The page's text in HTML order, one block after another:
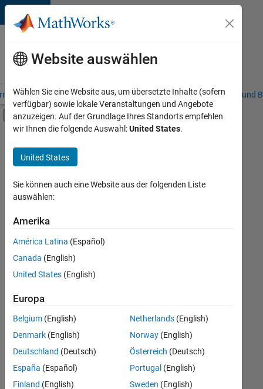
Weiter zum Inhalt
Karriere
bei
MathWorks
– Übersicht Stellensuche Niederlassungen Studierende und
Umschaltung für Off-Canvas-
Hauptinhalt
Information Technology
Commercial Sales
Education Sales
Inside Sales
Marketing Communications
Business Model Team
Human Resources
+6
Derzeit
es
keine
offenen
Stellen,
Ihren
Suchkriterien
entsprechen.
können
die
Suchkriterien
Website auswählen
Wählen Sie eine Website aus, um übersetzte Inhalte (sofern
verfügbar) sowie lokale Veranstaltungen und Angebote
anzuzeigen. Auf der Grundlage Ihres Standorts empfehlen
wir Ihnen die folgende Auswahl:United States.
United States
Sie können auch eine Website aus der folgenden Liste
auswählen:
Amerika
América Latina (Español)
Canada (English)
United States (English)
Europa
Belgium (English)
Denmark (English)
Deutschland (Deutsch)
España (Español)
Finland (English)
Netherlands(English)
Norway(English)
Österreich (Deutsch)
Portugal (English)
Sweden (English)